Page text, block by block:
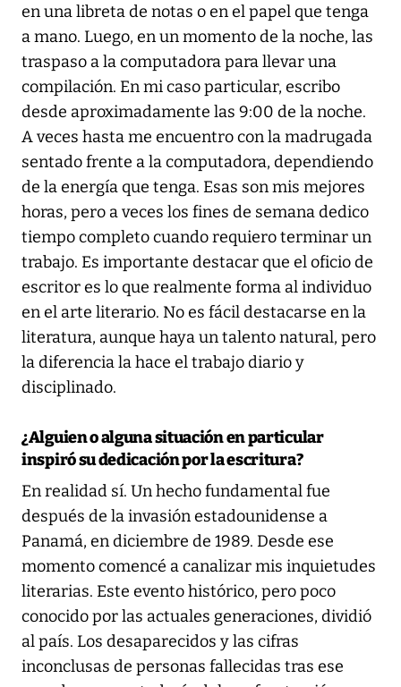
en una libreta de notas o en el papel que tenga
a mano. Luego, en un momento de la noche, las
traspaso a la computadora para llevar una
compilación. En mi caso particular, escribo
desde aproximadamente las 9:00 de la noche.
A veces hasta me encuentro con la madrugada
sentado frente a la computadora, dependiendo
de la energía que tenga. Esas son mis mejores
horas, pero a veces los fines de semana dedico
tiempo completo cuando requiero terminar un
trabajo. Es importante destacar que el oficio de
escritor es lo que realmente forma al individuo
en el arte literario. No es fácil destacarse en la
literatura, aunque haya un talento natural, pero
la diferencia la hace el trabajo diario y
disciplinado.
¿Alguien o alguna situación en particular
inspiró su dedicación por la escritura?
En realidad sí. Un hecho fundamental fue
después de la invasión estadounidense a
Panamá, en diciembre de 1989. Desde ese
momento comencé a canalizar mis inquietudes
literarias. Este evento histórico, pero poco
conocido por las actuales generaciones, dividió
al país. Los desaparecidos y las cifras
inconclusas de personas fallecidas tras ese